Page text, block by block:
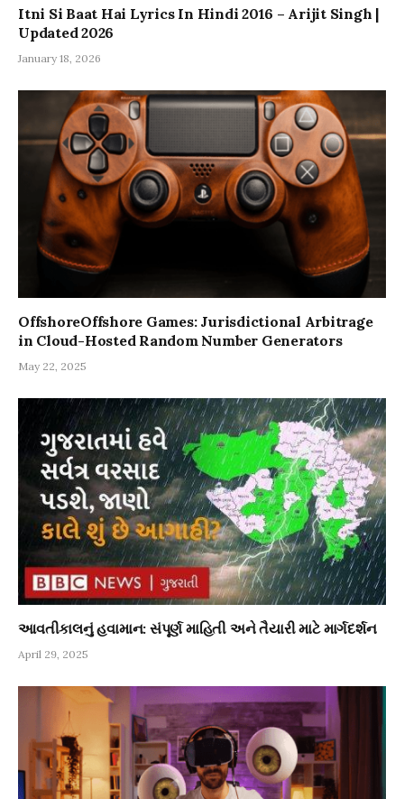
Itni Si Baat Hai Lyrics In Hindi 2016 – Arijit Singh |
Updated 2026
January 18, 2026
OffshoreOffshore Games: Jurisdictional Arbitrage
in Cloud-Hosted Random Number Generators
May 22, 2025
આવતીકાલનું હવામાન: સંપૂર્ણ માહિતી અને તૈયારી માટે માર્ગદર્શન
April 29, 2025